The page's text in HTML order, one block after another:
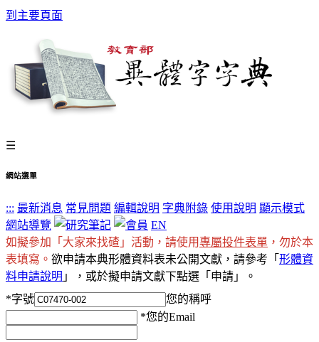
到主要頁面
☰
網站選單
::: 最新消息 常見問題 編輯說明 字典附錄 使用說明 顯示模式
網站導覽
EN
如擬參加「大家來找碴」活動，請使用專屬投件表單 ，勿於本
表填寫。 欲申請本典形體資料表未公開文獻，請參考「 形體資
料申請說明 」，或於擬申請文獻下點選「申請」。
*字號
您的稱呼
*您的Email